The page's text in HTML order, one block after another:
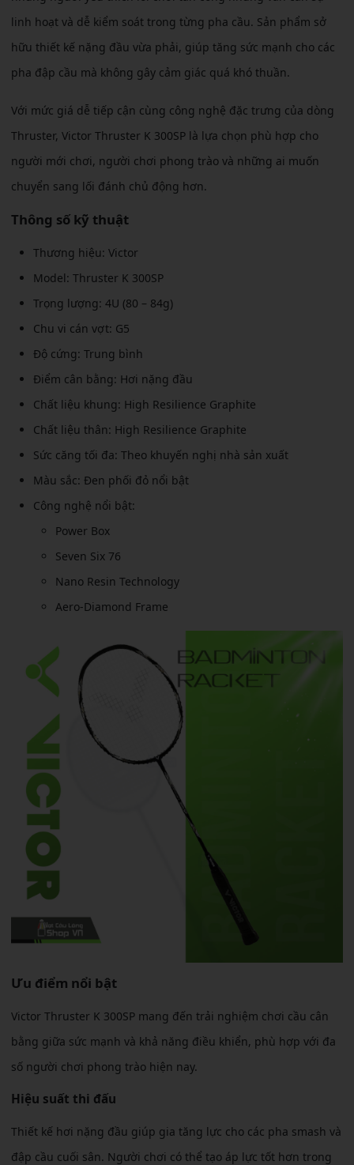
linh hoạt và dễ kiểm soát trong từng pha cầu. Sản phẩm sở
hữu thiết kế nặng đầu vừa phải, giúp tăng sức mạnh cho các
pha đập cầu mà không gây cảm giác quá khó thuần.
Với mức giá dễ tiếp cận cùng công nghệ đặc trưng của dòng
Thruster, Victor Thruster K 300SP là lựa chọn phù hợp cho
người mới chơi, người chơi phong trào và những ai muốn
chuyển sang lối đánh chủ động hơn.
Thông số kỹ thuật
Thương hiệu: Victor
Model: Thruster K 300SP
Trọng lượng: 4U (80 – 84g)
Chu vi cán vợt: G5
Độ cứng: Trung bình
Điểm cân bằng: Hơi nặng đầu
Chất liệu khung: High Resilience Graphite
Chất liệu thân: High Resilience Graphite
Sức căng tối đa: Theo khuyến nghị nhà sản xuất
Màu sắc: Đen phối đỏ nổi bật
Công nghệ nổi bật:
Power Box
Seven Six 76
Nano Resin Technology
Aero-Diamond Frame
Ưu điểm nổi bật
Victor Thruster K 300SP mang đến trải nghiệm chơi cầu cân
bằng giữa sức mạnh và khả năng điều khiển, phù hợp với đa
số người chơi phong trào hiện nay.
Hiệu suất thi đấu
Thiết kế hơi nặng đầu giúp gia tăng lực cho các pha smash và
đập cầu cuối sân. Người chơi có thể tạo áp lực tốt hơn trong